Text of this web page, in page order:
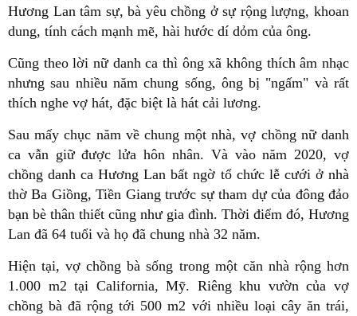
Hương Lan tâm sự, bà yêu chồng ở sự rộng lượng, khoan
dung, tính cách mạnh mẽ, hài hước dí dỏm của ông.
Cũng theo lời nữ danh ca thì ông xã không thích âm nhạc
nhưng sau nhiều năm chung sống, ông bị "ngấm" và rất
thích nghe vợ hát, đặc biệt là hát cải lương.
Sau mấy chục năm về chung một nhà, vợ chồng nữ danh
ca vẫn giữ được lửa hôn nhân. Và vào năm 2020, vợ
chồng danh ca Hương Lan bất ngờ tổ chức lễ cưới ở nhà
thờ Ba Giồng, Tiền Giang trước sự tham dự của đông đảo
bạn bè thân thiết cũng như gia đình. Thời điểm đó, Hương
Lan đã 64 tuổi và họ đã chung nhà 32 năm.
Hiện tại, vợ chồng bà sống trong một căn nhà rộng hơn
1.000 m2 tại California, Mỹ. Riêng khu vườn của vợ
chồng bà đã rộng tới 500 m2 với nhiều loại cây ăn trái,